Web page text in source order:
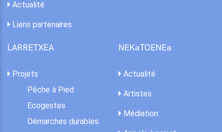
Actualité
Liens partenaires
LARRETXEA
Projets
Pêche à Pied
Ecogestes
Démarches durables
NEKaTOENEa
Actualité
Artistes
Médiation